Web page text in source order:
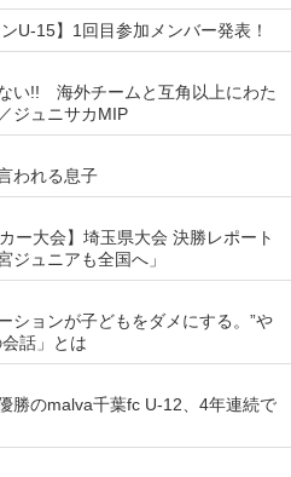
U-15】1回目参加メンバー発表！
い!! 海外チームと互角以上にわた
ジュニサカMIP
われる息子
ー大会】埼玉県大会 決勝レポート
ジュニアも全国へ」
ションが子どもをダメにする。”や
話」とは
勝のmalva千葉fc U-12、4年連続で